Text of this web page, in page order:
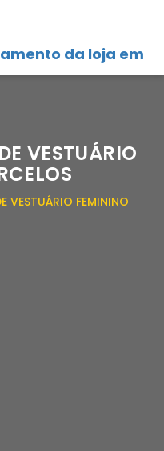
da loja em
VESTUÁRIO
VESTUÁRIO FEMININO